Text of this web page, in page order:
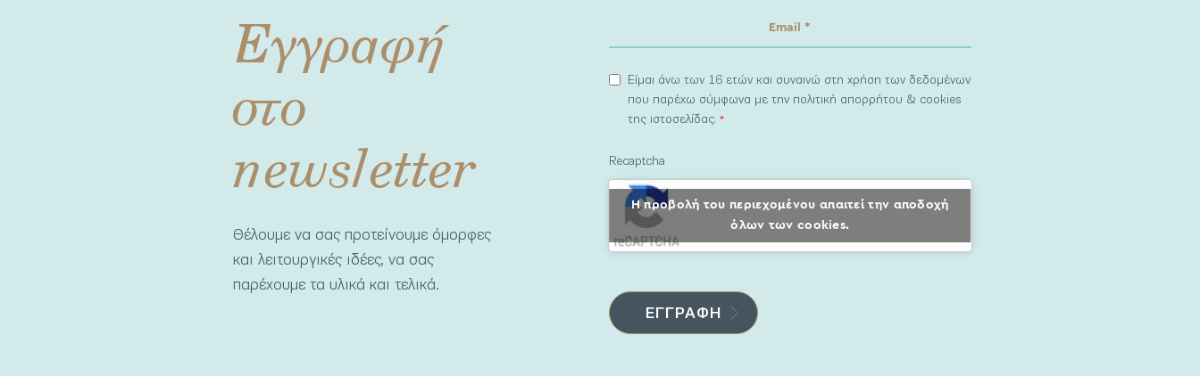
Εγγραφή
στο
newsletter
Θέλουμε να σας προτείνουμε όμορφες
και λειτουργικές ιδέες, να σας
παρέχουμε τα υλικά και τελικά.
Είμαι άνω των 16 ετών και συναινώ στη χρήση των δεδομένων
που παρέχω σύμφωνα με την πολιτική απορρήτου & cookies
της ιστοσελίδας.*
Recaptcha
Η προβολή του περιεχομένου απαιτεί την αποδοχή
όλων των cookies.